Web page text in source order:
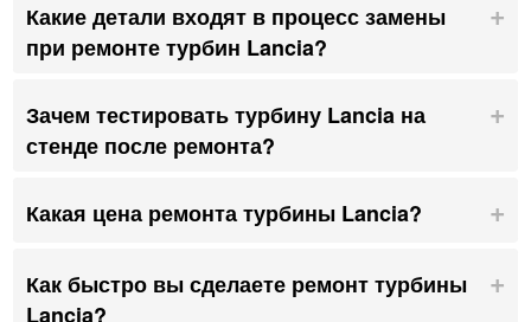
Какие детали входят в процесс замены
при ремонте турбин Lancia?
Зачем тестировать турбину Lancia на
стенде после ремонта?
Какая цена ремонта турбины Lancia?
Как быстро вы сделаете ремонт турбины
Lancia?